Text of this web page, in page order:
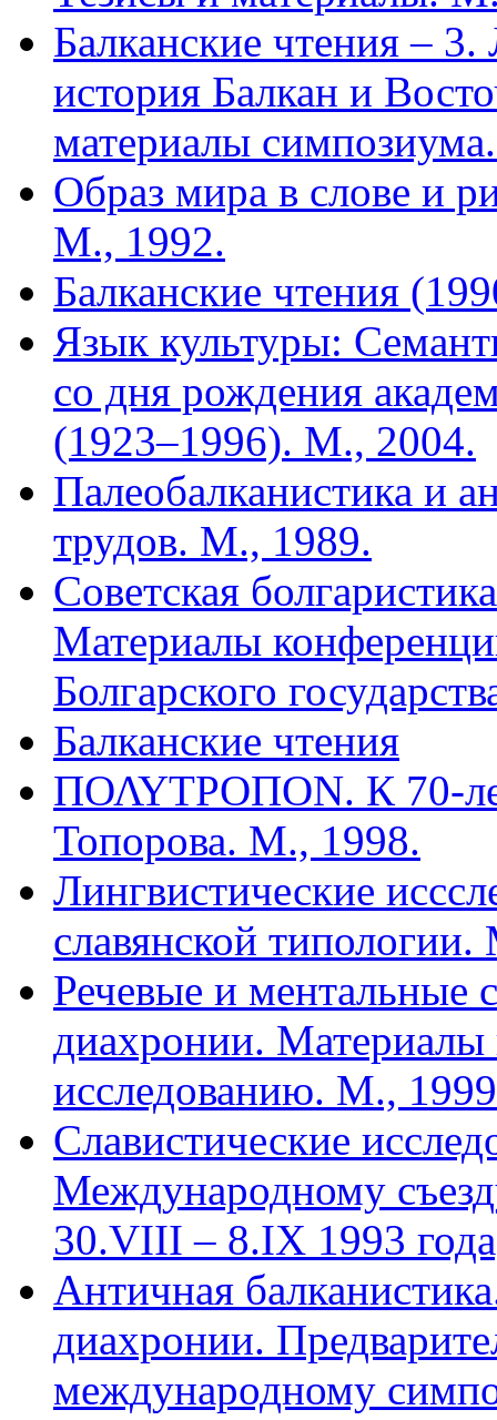
Балканские чтения –
история Балкан и
материалы
Образ мира в слове и
М., 1992.
Балканские чтения
Язык культуры:
со дня рождения
(1923–1996). М., 2004.
Палеобалканистика и
трудов. М., 1989.
Советская
Материалы
Болгарского
Балканские чтения
ΠΟΛΥΤΡΟΠΟΝ. К 70-
Топорова. М., 1998.
Лингвистические
славянской
Речевые и ментальные
диахронии. Материалы
исследованию. М.,
Славистические
Международному
30.VIII – 8.IX 1993
Античная
диахронии.
международному